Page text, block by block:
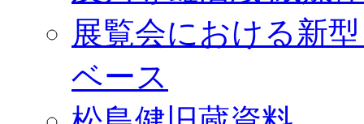
展覧会における新
ベース